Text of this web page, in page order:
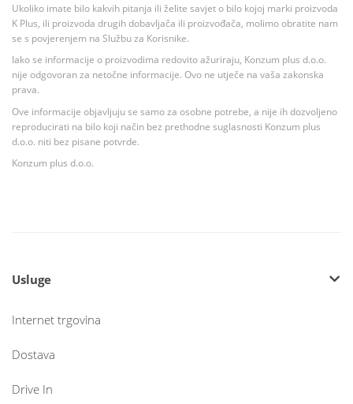
Ukoliko imate bilo kakvih pitanja ili želite savjet o bilo kojoj marki proizvoda
K Plus, ili proizvoda drugih dobavljača ili proizvođača, molimo obratite nam
se s povjerenjem na Službu za Korisnike.
Iako se informacije o proizvodima redovito ažuriraju, Konzum plus d.o.o.
nije odgovoran za netočne informacije. Ovo ne utječe na vaša zakonska
prava.
Ove informacije objavljuju se samo za osobne potrebe, a nije ih dozvoljeno
reproducirati na bilo koji način bez prethodne suglasnosti Konzum plus
d.o.o. niti bez pisane potvrde.
Konzum plus d.o.o.
Usluge
Internet trgovina
Dostava
Drive In